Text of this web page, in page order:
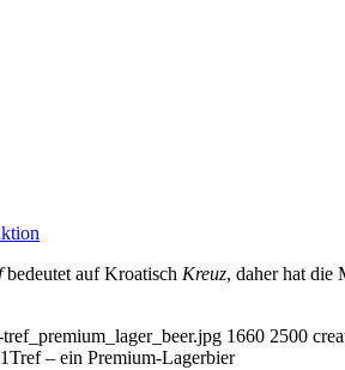
bedeutet auf Kroatisch Kreuz, daher hat die
1660 2500
Tref – ein Premium-Lagerbier